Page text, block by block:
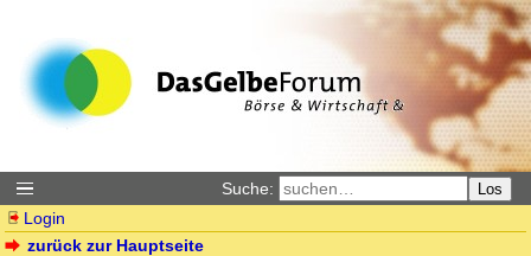
Suche: Los
Login
zurück zur Hauptseite